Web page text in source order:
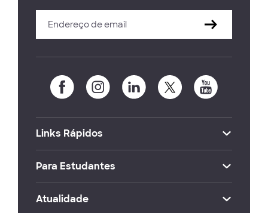
Links Rápidos
Para Estudantes
Atualidade